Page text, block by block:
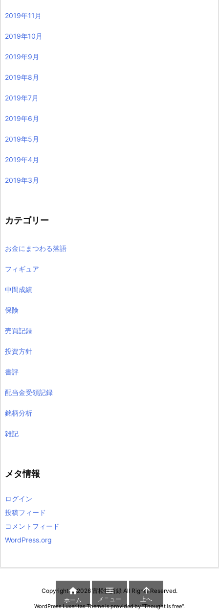
2019年11月
2019年10月
2019年9月
2019年8月
2019年7月
2019年6月
2019年5月
2019年4月
2019年3月
カテゴリー
お金にまつわる落語
フィギュア
中間成績
保険
売買記録
投資方針
書評
配当金受領記録
銘柄分析
雑記
メタ情報
ログイン
投稿フィード
コメントフィード
WordPress.org
Copyright ©2026 富松投資録 All Rights Reserved.
WordPress Luxeritas Theme is provided by "Thought is free".

ホーム

メニュー

上へ